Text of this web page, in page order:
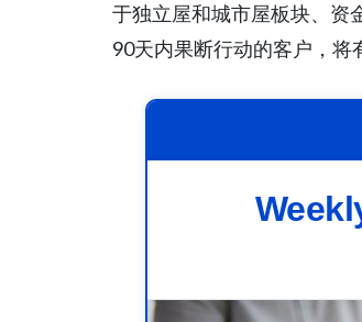
于独立屋和城市屋板块、资
90天内果断行动的客户，将